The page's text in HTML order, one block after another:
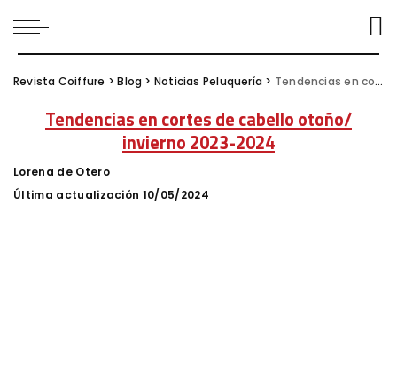
Revista Coiffure >Blog > Noticias Peluquería > Tendencias en cortes de cabello otoño/ invierno 2023-2024
Tendencias en cortes de cabello otoño/
invierno 2023-2024
Posted
by
Lorena de Otero
Última actualización 10/05/2024